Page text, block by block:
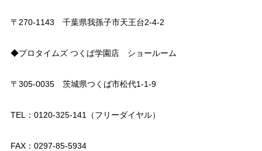
〒270-1143 千葉県我孫子市天王台2-4-2
◆プロタイムズ つくば学園店 ショールーム
〒305-0035 茨城県つくば市松代1-1-9
TEL：0120-325-141（フリーダイヤル）
FAX：0297-85-5934